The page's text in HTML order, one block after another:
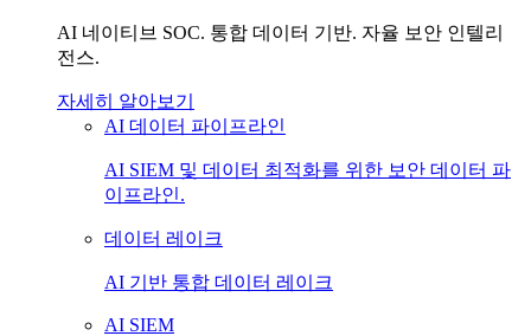
AI 네이티브 SOC. 통합 데이터 기반. 자율 보안 인텔리
전스.
자세히 알아보기
AI 데이터 파이프라인
AI SIEM 및 데이터 최적화를 위한 보안 데이터 파
이프라인.
데이터 레이크
AI 기반 통합 데이터 레이크
AI SIEM